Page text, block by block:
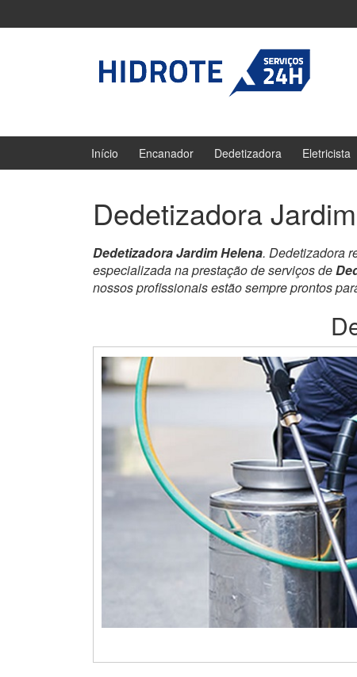
Início Encanador Dedetizadora Eletricista
Dedetizadora
Dedetizadora Jardim Helena. Dedetizadora
especializada na prestação de serviços de
nossos profissionais estão sempre prontos